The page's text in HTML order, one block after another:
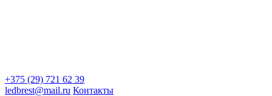
+375 (29) 721 62 39
ledbrest@mail.ru Контакты